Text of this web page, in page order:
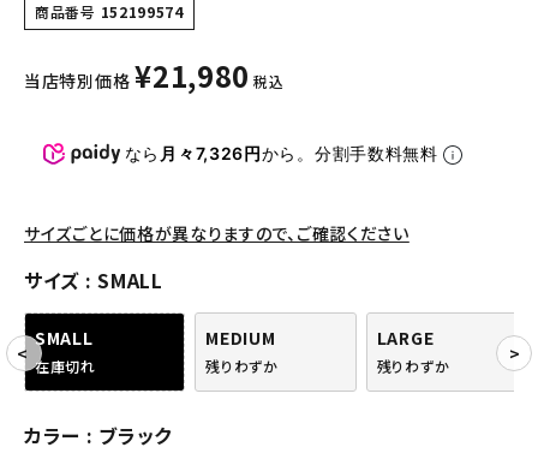
その他バッグ類
スニーカー・ブーツ
COLLABORATION BRAND
SEASON
CONTENTS
ようこそ ゲスト 様
商品番号 152199574
当店特別価格 ¥21,980 税込
なら 月々7,326円から。分割手数料無料
サイズごとに価格が異なりますので、ご確認ください
サイズ SMALL
SMALL
在庫切れ
MEDIUM
残りわずか
LARGE
残りわずか
カラー ブラック